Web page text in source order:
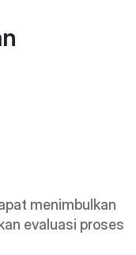
menimbulkan
evaluasi proses